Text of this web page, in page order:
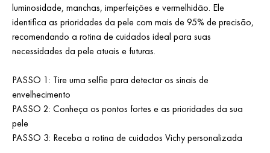
luminosidade, manchas, imperfeições e vermelhidão. Ele
identifica as prioridades da pele com mais de 95% de precisão,
recomendando a rotina de cuidados ideal para suas
necessidades da pele atuais e futuras.
PASSO 1: Tire uma selfie para detectar os sinais de
envelhecimento
PASSO 2: Conheça os pontos fortes e as prioridades da sua
pele
PASSO 3: Receba a rotina de cuidados Vichy personalizada